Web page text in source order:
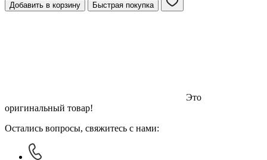
Добавить в корзину Быстрая покупка
Это
оригинальный товар!
Остались вопросы, свяжитесь с нами: